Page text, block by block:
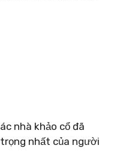
nhà khảo cổ đã
nhất của người